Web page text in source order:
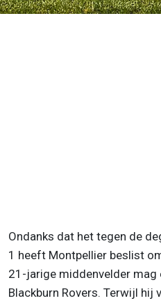
Ondanks dat het tegen de
1 heeft Montpellier beslist
21-jarige middenvelder mag
Blackburn Rovers. Terwijl hij